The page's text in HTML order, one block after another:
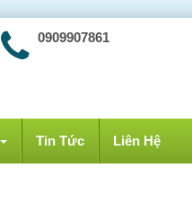
0909907861
Tin Tức Liên Hệ